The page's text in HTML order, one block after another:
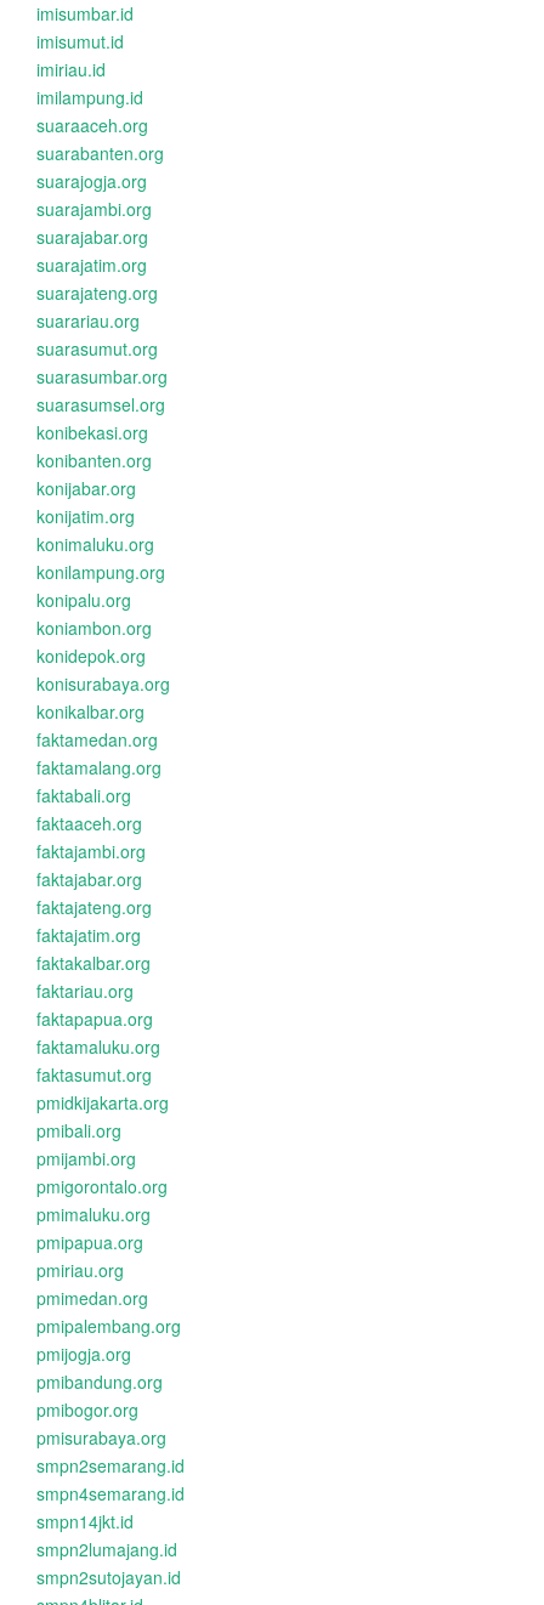
imisumbar.id
imisumut.id
imiriau.id
imilampung.id
suaraaceh.org
suarabanten.org
suarajogja.org
suarajambi.org
suarajabar.org
suarajatim.org
suarajateng.org
suarariau.org
suarasumut.org
suarasumbar.org
suarasumsel.org
konibekasi.org
konibanten.org
konijabar.org
konijatim.org
konimaluku.org
konilampung.org
konipalu.org
koniambon.org
konidepok.org
konisurabaya.org
konikalbar.org
faktamedan.org
faktamalang.org
faktabali.org
faktaaceh.org
faktajambi.org
faktajabar.org
faktajateng.org
faktajatim.org
faktakalbar.org
faktariau.org
faktapapua.org
faktamaluku.org
faktasumut.org
pmidkijakarta.org
pmibali.org
pmijambi.org
pmigorontalo.org
pmimaluku.org
pmipapua.org
pmiriau.org
pmimedan.org
pmipalembang.org
pmijogja.org
pmibandung.org
pmibogor.org
pmisurabaya.org
smpn2semarang.id
smpn4semarang.id
smpn14jkt.id
smpn2lumajang.id
smpn2sutojayan.id